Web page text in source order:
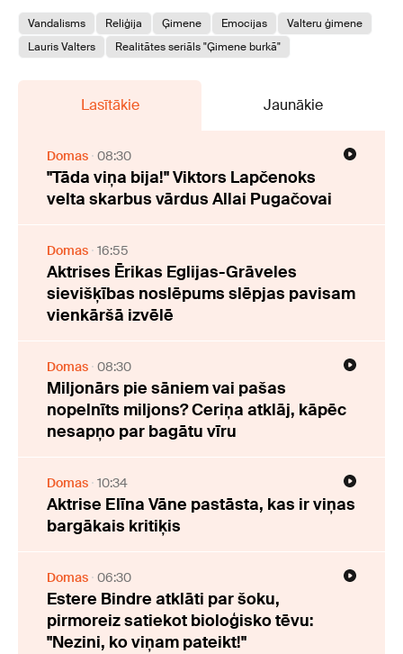
Vandalisms Reliģija Ģimene Emocijas
Valteru ģimene
Lauris Valters
Realitātes seriāls "Ģimene burkā"
Lasītākie Jaunākie
Domas 08:30
"Tāda viņa bija!" Viktors Lapčenoks
velta skarbus vārdus Allai Pugačovai
Domas 16:55
Aktrises Ērikas Eglijas-Grāveles
sievišķības noslēpums slēpjas pavisam
vienkāršā izvēlē
Domas 08:30
Miljonārs pie sāniem vai pašas
nopelnīts miljons? Ceriņa atklāj, kāpēc
nesapņo par bagātu vīru
Domas 10:34
Aktrise Elīna Vāne pastāsta, kas ir viņas
bargākais kritiķis
Domas 06:30
Estere Bindre atklāti par šoku,
pirmoreiz satiekot bioloģisko tēvu:
"Nezini, ko viņam pateikt!"